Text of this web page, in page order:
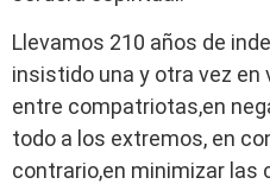
Llevamos 210 años de
insistido una y otra vez en
entre compatriotas,en
todo a los extremos, en
contrario,en minimizar las